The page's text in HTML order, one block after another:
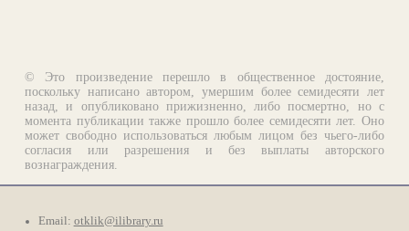
© Это произведение перешло в общественное достояние,
поскольку написано автором, умершим более семидесяти лет
назад, и опубликовано прижизненно, либо посмертно, но с
момента публикации также прошло более семидесяти лет. Оно
может свободно использоваться любым лицом без чьего-либо
согласия или разрешения и без выплаты авторского
вознаграждения.
Email: otklik@ilibrary.ru